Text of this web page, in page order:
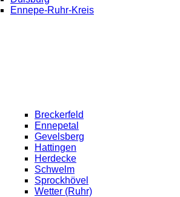
Ennepe-Ruhr-Kreis
Breckerfeld
Ennepetal
Gevelsberg
Hattingen
Herdecke
Schwelm
Sprockhövel
Wetter (Ruhr)